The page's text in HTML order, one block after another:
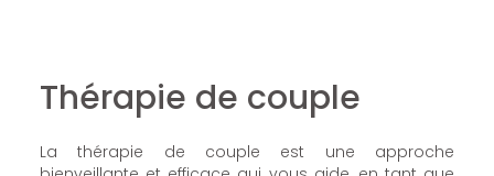
Thérapie de couple
La thérapie de couple est une approche